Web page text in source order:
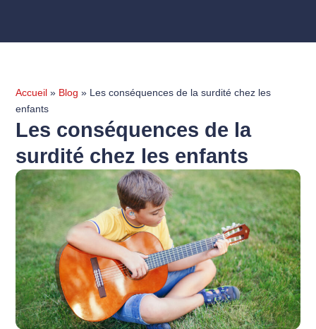
Accueil » Blog » Les conséquences de la surdité chez les
enfants
Les conséquences de la
surdité chez les enfants